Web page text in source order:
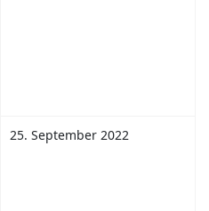
25. September 2022